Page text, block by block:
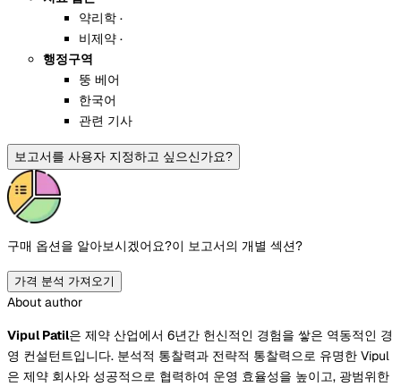
약리학 ·
비제약 ·
행정구역
뚱 베어
한국어
관련 기사
보고서를 사용자 지정하고 싶으신가요?
구매 옵션을 알아보시겠어요?이 보고서의 개별 섹션?
가격 분석 가져오기
About author
Vipul Patil은 제약 산업에서 6년간 헌신적인 경험을 쌓은 역동적인 경
영 컨설턴트입니다. 분석적 통찰력과 전략적 통찰력으로 유명한 Vipul
은 제약 회사와 성공적으로 협력하여 운영 효율성을 높이고, 광범위한